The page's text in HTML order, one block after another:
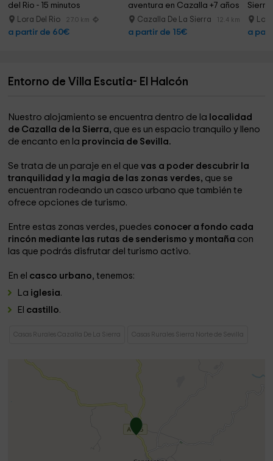
del Rio - 15 minutos
Lora Del Rio 27.0 km
a partir de 60€
aventura en Cazalla +7 años
Cazalla De La Sierra 12.4 km
a partir de 15€
Sierra
a
Entorno de Villa Escutia- El Halcón
Nuestro alojamiento se encuentra dentro de la localidad
de Cazalla de la Sierra, que es un espacio tranquilo y lleno
de encanto en la provincia de Sevilla.
Se trata de un paraje en el que vas a poder descubrir la
tranquilidad y la magia de las zonas verdes, que se
encuentran rodeando un casco urbano que también te
ofrece opciones de turismo.
Entre estas zonas verdes, puedes conocer a fondo cada
rincón mediante las rutas de senderismo y montaña con
las que podrás disfrutar del turismo activo.
En el casco urbano, tenemos:
La iglesia.
El castillo.
Casas Rurales Cazalla De La Sierra Casas Rurales Sierra Norte de Sevilla